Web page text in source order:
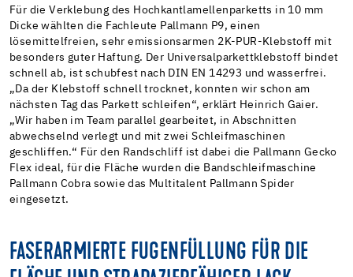
Für die Verklebung des Hochkantlamellenparketts in 10 mm
Dicke wählten die Fachleute Pallmann P9, einen
lösemittelfreien, sehr emissionsarmen 2K-PUR-Klebstoff mit
besonders guter Haftung. Der Universalparkettklebstoff bindet
schnell ab, ist schubfest nach DIN EN 14293 und wasserfrei.
„Da der Klebstoff schnell trocknet, konnten wir schon am
nächsten Tag das Parkett schleifen“, erklärt Heinrich Gaier.
„Wir haben im Team parallel gearbeitet, in Abschnitten
abwechselnd verlegt und mit zwei Schleifmaschinen
geschliffen.“ Für den Randschliff ist dabei die Pallmann Gecko
Flex ideal, für die Fläche wurden die Bandschleifmaschine
Pallmann Cobra sowie das Multitalent Pallmann Spider
eingesetzt.
FASERARMIERTE FUGENFÜLLUNG FÜR DIE